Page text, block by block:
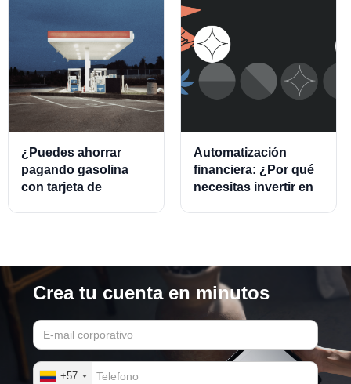
¿Puedes ahorrar
pagando gasolina
con tarjeta de
Automatización
financiera: ¿Por qué
necesitas invertir en
Crea tu cuenta en minutos
+57